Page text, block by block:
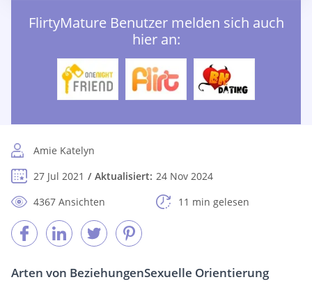
FlirtyMature Benutzer melden sich auch
hier an:
Amie Katelyn
27 Jul 2021
Aktualisiert: 24 Nov 2024
4367 Ansichten
11 min gelesen
Arten von BeziehungenSexuelle Orientierung